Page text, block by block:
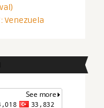
Venezuela